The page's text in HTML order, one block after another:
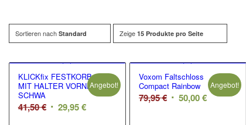
Sortieren nach Standard Zeige 15 Produkte pro Seite
KLICKfix FESTKORB
MIT HALTER VORNE
SCHWA
41,50€ Ursprünglicher
29,95€Aktueller
Angebot!
Voxom Faltschloss
Compact Rainbow
79,95€ Ursprünglicher
50,00€Aktueller
Angebot!